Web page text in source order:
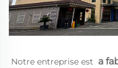
Notre entreprise est a